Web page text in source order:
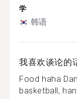
学
韩语
我喜欢谈论的
Food haha
basketball,